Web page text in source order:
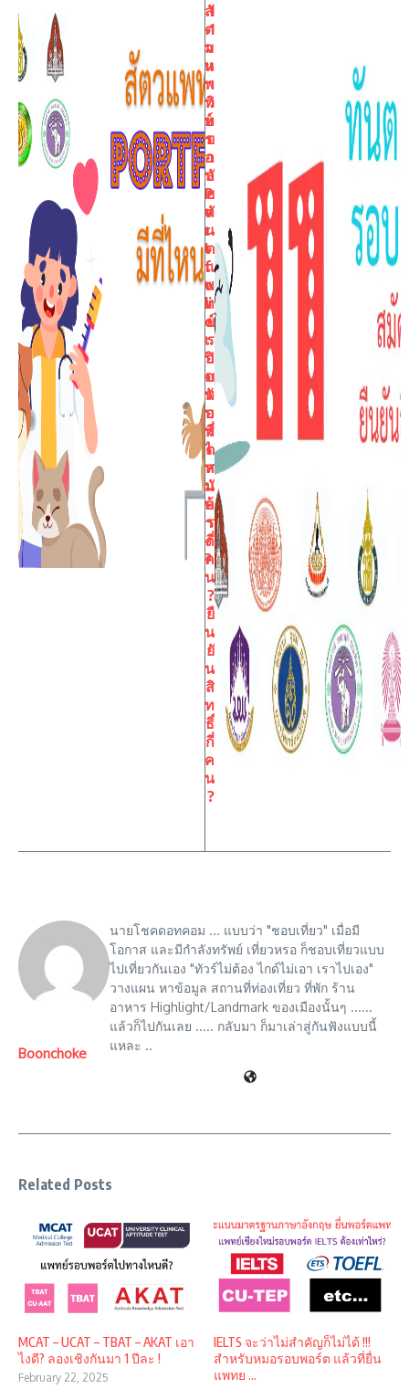
สั
ต
ว
แ
พ
ท
ย์
ร
อ
บ
P
o
r
t
f
o
li
o
เ
ปิ
ด
รั
บ
ที่
ไ
ห
น
บ้
า
ง
?
1
1
ม
ห
า
วิ
ท
ย
า
ลั
ย
ทั
น
ต
แ
พ
ท
ย์
ร
อ
บ
พ
อ
ร์
ต
ส
มั
ค
ร
กี่
ค
น
?
ยื
น
ยั
น
สิ
ท
ธิ์
กี่
ค
น
?
Boonchoke
นายโชคดอทคอม ... แบบว่า "ชอบเที่ยว" เมื่อมี
โอกาส และมีกำลังทรัพย์ เที่ยวหรอ ก็ชอบเที่ยวแบบ
ไปเที่ยวกันเอง "ทัวร์ไม่ต้อง ไกด์ไม่เอา เราไปเอง"
วางแผน หาข้อมูล สถานที่ท่องเที่ยว ที่พัก ร้าน
อาหาร Highlight/Landmark ของเมืองนั้นๆ ......
แล้วก็ไปกันเลย ..... กลับมา ก็มาเล่าสู่กันฟังแบบนี้
แหละ ..
Related Posts
MCAT – UCAT – TBAT – AKAT เอา
ไงดี? ลองเชิงกันมา 1 ปีละ !
February 22, 2025
IELTS จะว่าไม่สำคัญก็ไม่ได้ !!!
สำหรับหมอรอบพอร์ต แล้วที่ยื่น
แพทย ...